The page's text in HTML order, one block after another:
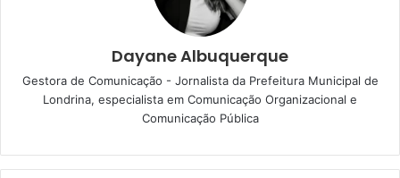
Dayane Albuquerque
Gestora de Comunicação - Jornalista da Prefeitura Municipal de
Londrina, especialista em Comunicação Organizacional e
Comunicação Pública